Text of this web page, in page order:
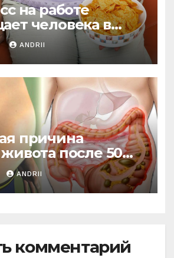
на работе
человека в
Так вот в чем дело!
ANDRII
причина
после 50
обращают на
когда
поздно!
ANDRII
комментарий